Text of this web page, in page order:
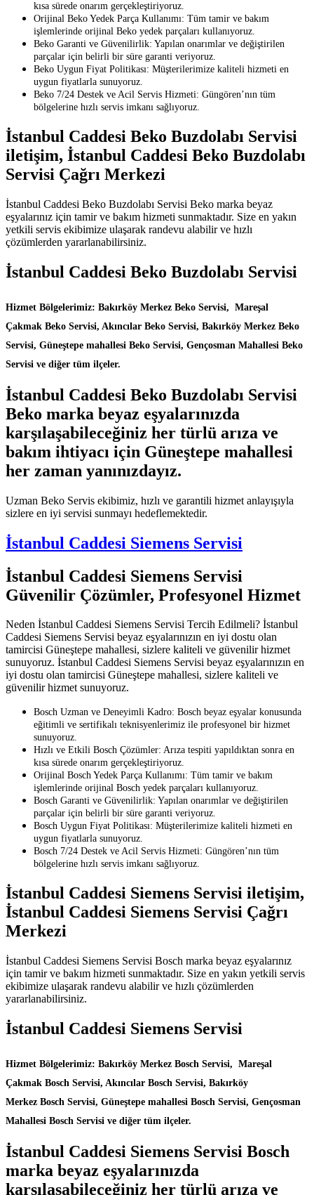
kısa sürede onarım gerçekleştiriyoruz.
Orijinal Beko Yedek Parça Kullanımı: Tüm tamir ve bakım
işlemlerinde orijinal Beko yedek parçaları kullanıyoruz.
Beko Garanti ve Güvenilirlik: Yapılan onarımlar ve değiştirilen
parçalar için belirli bir süre garanti veriyoruz.
Beko Uygun Fiyat Politikası: Müşterilerimize kaliteli hizmeti en
uygun fiyatlarla sunuyoruz.
Beko 7/24 Destek ve Acil Servis Hizmeti: Güngören’nın tüm
bölgelerine hızlı servis imkanı sağlıyoruz.
İstanbul Caddesi Beko Buzdolabı Servisi
iletişim, İstanbul Caddesi Beko Buzdolabı
Servisi Çağrı Merkezi
İstanbul Caddesi Beko Buzdolabı Servisi Beko marka beyaz
eşyalarınız için tamir ve bakım hizmeti sunmaktadır. Size en yakın
yetkili servis ekibimize ulaşarak randevu alabilir ve hızlı
çözümlerden yararlanabilirsiniz.
İstanbul Caddesi Beko Buzdolabı Servisi
Hizmet Bölgelerimiz: Bakırköy Merkez Beko Servisi, Mareşal
Çakmak Beko Servisi, Akıncılar Beko Servisi, Bakırköy Merkez Beko
Servisi, Güneştepe mahallesi Beko Servisi, Gençosman Mahallesi Beko
Servisi ve diğer tüm ilçeler.
İstanbul Caddesi Beko Buzdolabı Servisi
Beko marka beyaz eşyalarınızda
karşılaşabileceğiniz her türlü arıza ve
bakım ihtiyacı için Güneştepe mahallesi
her zaman yanınızdayız.
Uzman Beko Servis ekibimiz, hızlı ve garantili hizmet anlayışıyla
sizlere en iyi servisi sunmayı hedeflemektedir.
İstanbul Caddesi Siemens Servisi
İstanbul Caddesi Siemens Servisi
Güvenilir Çözümler, Profesyonel Hizmet
Neden İstanbul Caddesi Siemens Servisi Tercih Edilmeli? İstanbul
Caddesi Siemens Servisi beyaz eşyalarınızın en iyi dostu olan
tamircisi Güneştepe mahallesi, sizlere kaliteli ve güvenilir hizmet
sunuyoruz. İstanbul Caddesi Siemens Servisi beyaz eşyalarınızın en
iyi dostu olan tamircisi Güneştepe mahallesi, sizlere kaliteli ve
güvenilir hizmet sunuyoruz.
Bosch Uzman ve Deneyimli Kadro: Bosch beyaz eşyalar konusunda
eğitimli ve sertifikalı teknisyenlerimiz ile profesyonel bir hizmet
sunuyoruz.
Hızlı ve Etkili Bosch Çözümler: Arıza tespiti yapıldıktan sonra en
kısa sürede onarım gerçekleştiriyoruz.
Orijinal Bosch Yedek Parça Kullanımı: Tüm tamir ve bakım
işlemlerinde orijinal Bosch yedek parçaları kullanıyoruz.
Bosch Garanti ve Güvenilirlik: Yapılan onarımlar ve değiştirilen
parçalar için belirli bir süre garanti veriyoruz.
Bosch Uygun Fiyat Politikası: Müşterilerimize kaliteli hizmeti en
uygun fiyatlarla sunuyoruz.
Bosch 7/24 Destek ve Acil Servis Hizmeti: Güngören’nın tüm
bölgelerine hızlı servis imkanı sağlıyoruz.
İstanbul Caddesi Siemens Servisi iletişim,
İstanbul Caddesi Siemens Servisi Çağrı
Merkezi
İstanbul Caddesi Siemens Servisi Bosch marka beyaz eşyalarınız
için tamir ve bakım hizmeti sunmaktadır. Size en yakın yetkili servis
ekibimize ulaşarak randevu alabilir ve hızlı çözümlerden
yararlanabilirsiniz.
İstanbul Caddesi Siemens Servisi
Hizmet Bölgelerimiz: Bakırköy Merkez Bosch Servisi, Mareşal
Çakmak Bosch Servisi, Akıncılar Bosch Servisi, Bakırköy
Merkez Bosch Servisi, Güneştepe mahallesi Bosch Servisi, Gençosman
Mahallesi Bosch Servisi ve diğer tüm ilçeler.
İstanbul Caddesi Siemens Servisi Bosch
marka beyaz eşyalarınızda
karşılaşabileceğiniz her türlü arıza ve